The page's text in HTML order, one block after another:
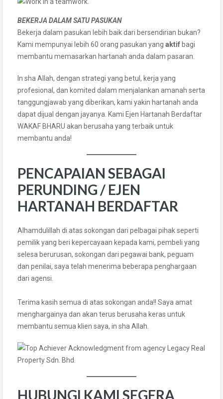
BEKERJA DALAM SATU PASUKAN
Bekerja dalam pasukan lebih baik dari bersendirian bukan?
Kami mempunyai lebih 60 orang pasukan yang aktif bagi
membantu memasarkan hartanah anda dalam pasaran.
In sha Allah, dengan strategi yang betul, kerja yang
profesional, dan komited dalam menjalankan amanah serta
tanggungjawab yang diberikan, kami yakin hartanah anda
dapat dijual dengan jayanya. Kami Ejen Hartanah Berdaftar
WAKAF BHARU akan berusaha yang terbaik untuk
membantu anda!
PENCAPAIAN SEBAGAI
PERUNDING / EJEN
HARTANAH BERDAFTAR
Alhamdulillah di atas sokongan dari pelbagai pihak seperti
pemilik yang beri kepercayaan kepada kami, pembeli yang
selesa berurusan, sokongan dari pegawai bank, peguam
dan penilai, saya telah menerima beberapa penghargaan
dari agensi.
Terima kasih semua di atas sokongan anda!! Saya amat
menghargainya dan akan terus berusaha keras untuk
membantu semua klien saya, in sha Allah.
HUBUNGI KAMI SEGERA